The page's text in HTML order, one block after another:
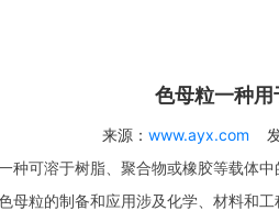
色母粒一种
来源： www.ayx.com 发
可溶于树脂、聚合物或橡胶等载体中
母粒的制备和应用涉及化学、材料和